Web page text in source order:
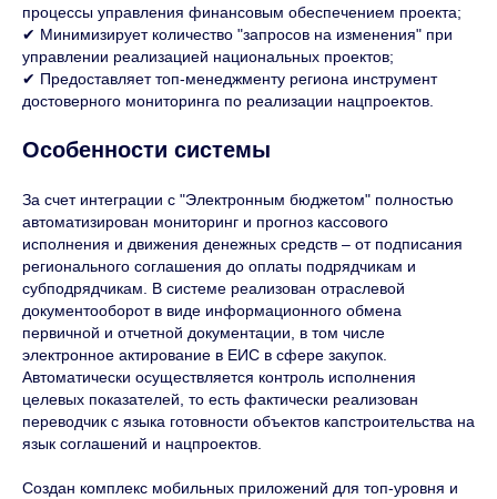
процессы управления финансовым обеспечением проекта;
✔ Минимизирует количество "запросов на изменения" при
управлении реализацией национальных проектов;
✔ Предоставляет топ-менеджменту региона инструмент
достоверного мониторинга по реализации нацпроектов.
Особенности системы
За счет интеграции с "Электронным бюджетом" полностью
автоматизирован мониторинг и прогноз кассового
исполнения и движения денежных средств – от подписания
регионального соглашения до оплаты подрядчикам и
субподрядчикам. В системе реализован отраслевой
документооборот в виде информационного обмена
первичной и отчетной документации, в том числе
электронное актирование в ЕИС в сфере закупок.
Автоматически осуществляется контроль исполнения
целевых показателей, то есть фактически реализован
переводчик с языка готовности объектов капстроительства на
язык соглашений и нацпроектов.
Создан комплекс мобильных приложений для топ-уровня и